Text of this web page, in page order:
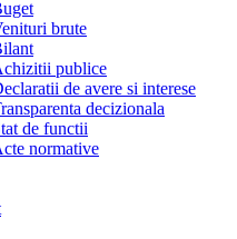
brute
publice
de avere si interese
decizionala
de functii
normative